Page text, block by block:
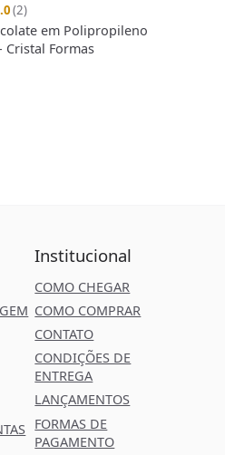
(2)
em Polipropileno
Cristal Formas
Institucional
COMO CHEGAR
COMO COMPRAR
CONTATO
CONDIÇÕES DE
ENTREGA
LANÇAMENTOS
FORMAS DE
PAGAMENTO